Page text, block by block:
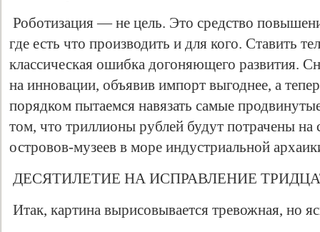
Роботизация — не цель. Это средство
где есть что производить и для кого. Ставить
классическая ошибка догоняющего развития.
на инновации, объявив импорт выгоднее, а
порядком пытаемся навязать самые
том, что триллионы рублей будут потрачены на
островов-музеев в море индустриальной
ДЕСЯТИЛЕТИЕ НА ИСПРАВЛЕНИЕ
Итак, картина вырисовывается тревожная, но